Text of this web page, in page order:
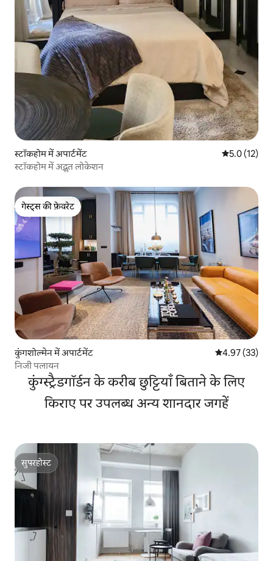
स्टॉकहोम में अपार्टमेंट औसत रेटिंग 5
5.0 (12)
स्टॉकहोम में अद्भुत लोकेशन
गेस्ट्स की फ़ेवरेट
गेस्ट्स की फ़ेवरेट
कुंगशोल्मेन में अपार्टमेंट औसत रेटिंग 5 में
4.97 (33)
निजी पलायन
कुंग्स्ट्रैडगॉर्डन के करीब छुट्टियाँ बिताने के लिए
किराए पर उपलब्ध अन्य शानदार जगहें
सुपरहोस्ट
सुपरहोस्ट